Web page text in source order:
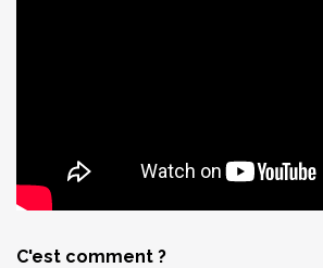
C'est comment ?